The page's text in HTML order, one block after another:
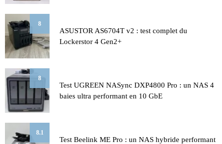
8
ASUSTOR AS6704T v2 : test complet du
Lockerstor 4 Gen2+
8
Test UGREEN NASync DXP4800 Pro : un NAS 4
baies ultra performant en 10 GbE
8.1
Test Beelink ME Pro : un NAS hybride performant